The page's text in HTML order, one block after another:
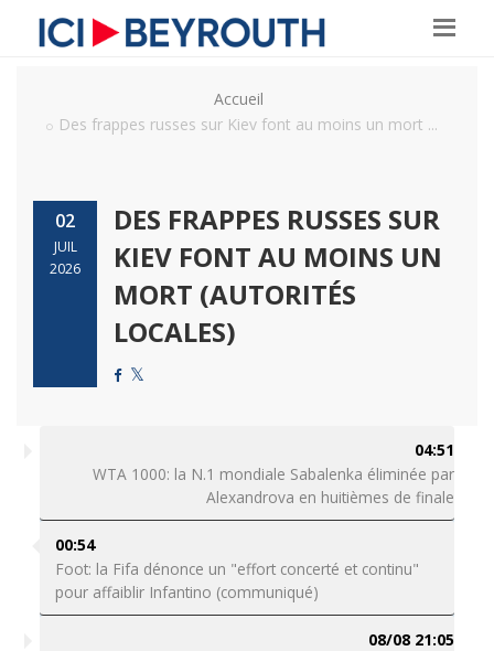
Accueil
Des frappes russes sur Kiev font au moins un mort ...
02
JUIL
2026
DES FRAPPES RUSSES SUR
KIEV FONT AU MOINS UN
MORT (AUTORITÉS
LOCALES)
04:51
WTA 1000: la N.1 mondiale Sabalenka éliminée par
Alexandrova en huitièmes de finale
00:54
Foot: la Fifa dénonce un "effort concerté et continu"
pour affaiblir Infantino (communiqué)
08/08 21:05